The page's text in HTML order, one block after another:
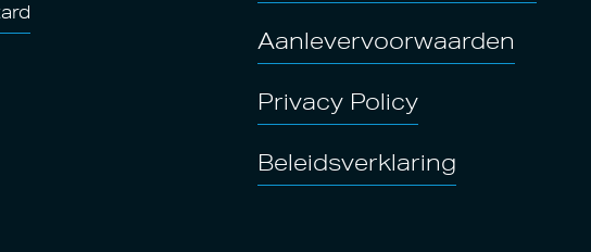
Aanlevervoorwaarden
Privacy Policy
Beleidsverklaring